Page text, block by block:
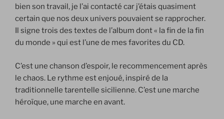
bien son travail, je l’ai contacté car j’étais quasiment
certain que nos deux univers pouvaient se rapprocher.
Il signe trois des textes de l’album dont « la fin de la fin
du monde » qui est l’une de mes favorites du CD.
C’est une chanson d’espoir, le recommencement après
le chaos. Le rythme est enjoué, inspiré de la
traditionnelle tarentelle sicilienne. C’est une marche
héroïque, une marche en avant.